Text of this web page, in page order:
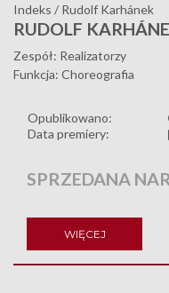
Indeks / Rudolf Karhánek
RUDOLF
Zespół: Realizatorzy
Funkcja: Choreografia
Opublikowano:
Data premiery:
SPRZEDANA
WIĘCEJ